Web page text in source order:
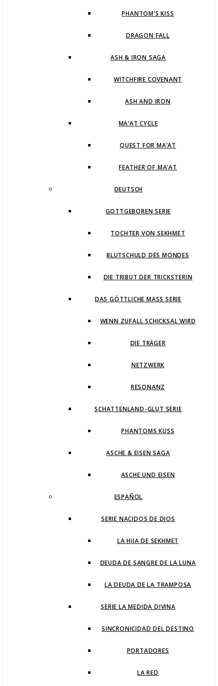
PHANTOM’S KISS
DRAGON FALL
ASH & IRON SAGA
WITCHFIRE COVENANT
ASH AND IRON
MA’AT CYCLE
QUEST FOR MA’AT
FEATHER OF MA’AT
DEUTSCH
GOTTGEBOREN SERIE
TOCHTER VON SEKHMET
BLUTSCHULD DES MONDES
DIE TRIBUT DER TRICKSTERIN
DAS GÖTTLICHE MASS SERIE
WENN ZUFALL SCHICKSAL WIRD
DIE TRÄGER
NETZWERK
RESONANZ
SCHATTENLAND-GLUT SERIE
PHANTOMS KUSS
ASCHE & EISEN SAGA
ASCHE UND EISEN
ESPAÑOL
SERIE NACIDOS DE DIOS
LA HIJA DE SEKHMET
DEUDA DE SANGRE DE LA LUNA
LA DEUDA DE LA TRAMPOSA
SERIE LA MEDIDA DIVINA
SINCRONICIDAD DEL DESTINO
PORTADORES
LA RED